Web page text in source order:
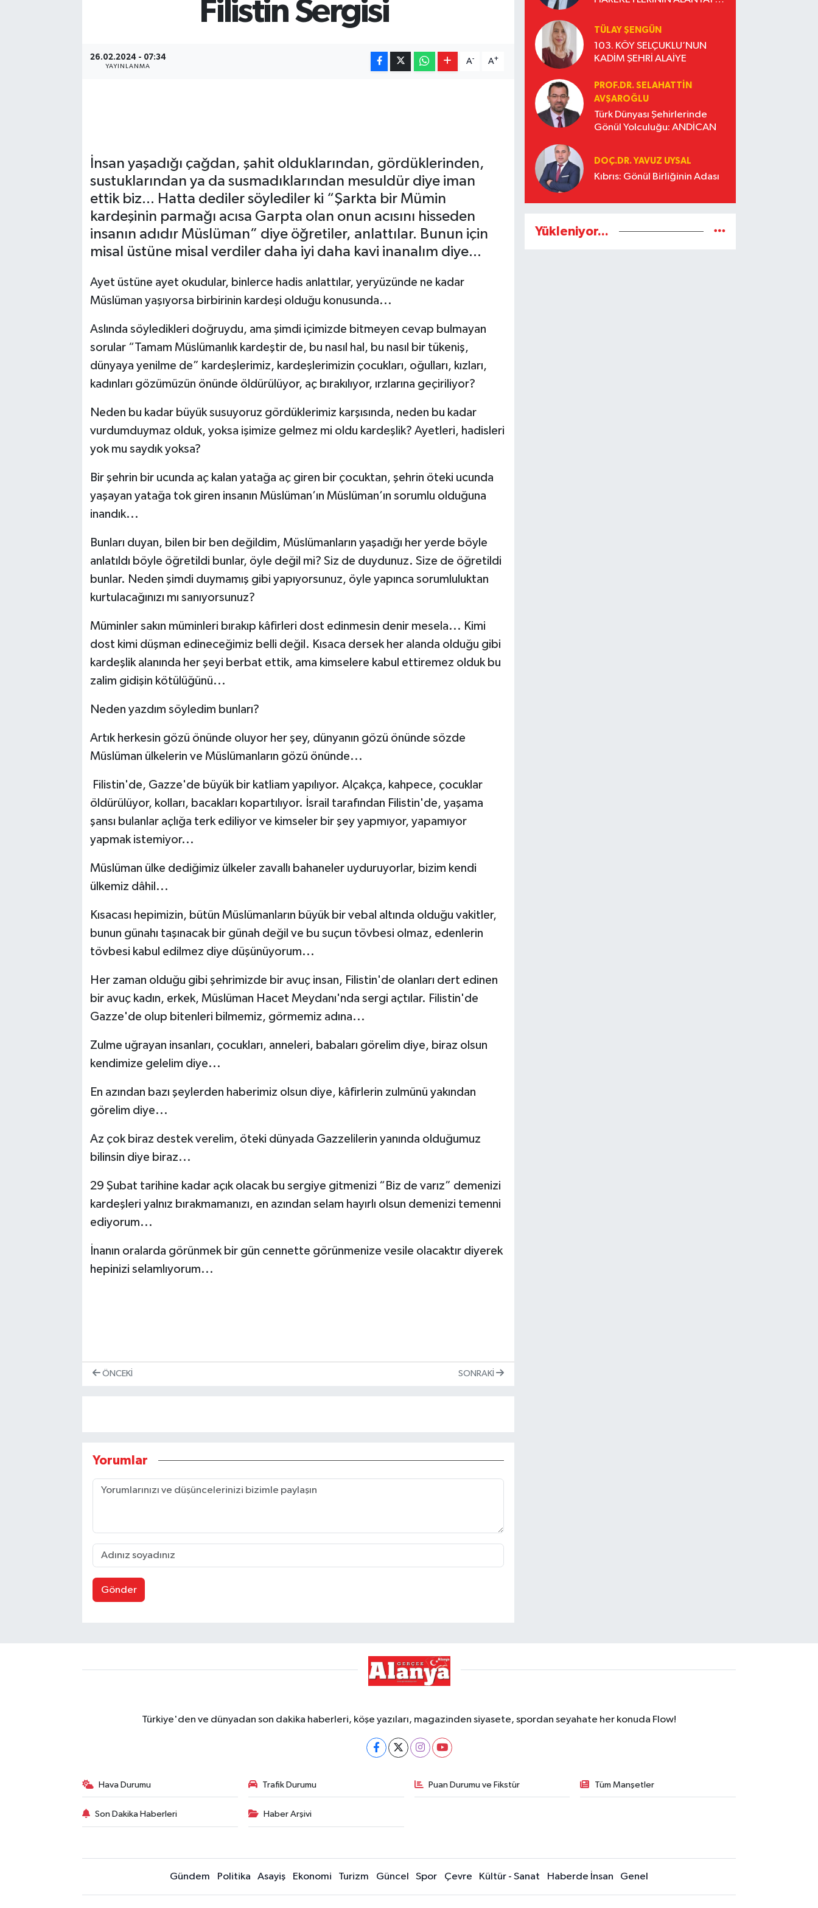
Filistin Sergisi
26.02.2024 - 07:34
YAYINLANMA
A- A+
İnsan yaşadığı çağdan, şahit olduklarından, gördüklerinden,
sustuklarından ya da susmadıklarından mesuldür diye iman
ettik biz... Hatta dediler söylediler ki “Şarkta bir Mümin
kardeşinin parmağı acısa Garpta olan onun acısını hisseden
insanın adıdır Müslüman” diye öğretiler, anlattılar. Bunun için
misal üstüne misal verdiler daha iyi daha kavi inanalım diye...
Ayet üstüne ayet okudular, binlerce hadis anlattılar, yeryüzünde ne kadar
Müslüman yaşıyorsa birbirinin kardeşi olduğu konusunda...
Aslında söyledikleri doğruydu, ama şimdi içimizde bitmeyen cevap bulmayan
sorular “Tamam Müslümanlık kardeştir de, bu nasıl hal, bu nasıl bir tükeniş,
dünyaya yenilme de” kardeşlerimiz, kardeşlerimizin çocukları, oğulları, kızları,
kadınları gözümüzün önünde öldürülüyor, aç bırakılıyor, ırzlarına geçiriliyor?
Neden bu kadar büyük susuyoruz gördüklerimiz karşısında, neden bu kadar
vurdumduymaz olduk, yoksa işimize gelmez mi oldu kardeşlik? Ayetleri, hadisleri
yok mu saydık yoksa?
Bir şehrin bir ucunda aç kalan yatağa aç giren bir çocuktan, şehrin öteki ucunda
yaşayan yatağa tok giren insanın Müslüman’ın Müslüman’ın sorumlu olduğuna
inandık...
Bunları duyan, bilen bir ben değildim, Müslümanların yaşadığı her yerde böyle
anlatıldı böyle öğretildi bunlar, öyle değil mi? Siz de duydunuz. Size de öğretildi
bunlar. Neden şimdi duymamış gibi yapıyorsunuz, öyle yapınca sorumluluktan
kurtulacağınızı mı sanıyorsunuz?
Müminler sakın müminleri bırakıp kâfirleri dost edinmesin denir mesela... Kimi
dost kimi düşman edineceğimiz belli değil. Kısaca dersek her alanda olduğu gibi
kardeşlik alanında her şeyi berbat ettik, ama kimselere kabul ettiremez olduk bu
zalim gidişin kötülüğünü...
Neden yazdım söyledim bunları?
Artık herkesin gözü önünde oluyor her şey, dünyanın gözü önünde sözde
Müslüman ülkelerin ve Müslümanların gözü önünde...
Filistin'de, Gazze'de büyük bir katliam yapılıyor. Alçakça, kahpece, çocuklar
öldürülüyor, kolları, bacakları kopartılıyor. İsrail tarafından Filistin'de, yaşama
şansı bulanlar açlığa terk ediliyor ve kimseler bir şey yapmıyor, yapamıyor
yapmak istemiyor...
Müslüman ülke dediğimiz ülkeler zavallı bahaneler uyduruyorlar, bizim kendi
ülkemiz dâhil...
Kısacası hepimizin, bütün Müslümanların büyük bir vebal altında olduğu vakitler,
bunun günahı taşınacak bir günah değil ve bu suçun tövbesi olmaz, edenlerin
tövbesi kabul edilmez diye düşünüyorum...
Her zaman olduğu gibi şehrimizde bir avuç insan, Filistin'de olanları dert edinen
bir avuç kadın, erkek, Müslüman Hacet Meydanı'nda sergi açtılar. Filistin'de
Gazze'de olup bitenleri bilmemiz, görmemiz adına...
Zulme uğrayan insanları, çocukları, anneleri, babaları görelim diye, biraz olsun
kendimize gelelim diye...
En azından bazı şeylerden haberimiz olsun diye, kâfirlerin zulmünü yakından
görelim diye...
Az çok biraz destek verelim, öteki dünyada Gazzelilerin yanında olduğumuz
bilinsin diye biraz...
29 Şubat tarihine kadar açık olacak bu sergiye gitmenizi “Biz de varız” demenizi
kardeşleri yalnız bırakmamanızı, en azından selam hayırlı olsun demenizi temenni
ediyorum...
İnanın oralarda görünmek bir gün cennette görünmenize vesile olacaktır diyerek
hepinizi selamlıyorum...
ÖNCEKI SONRAKI
Yorumlar
Gönder
TÜLAY ŞENGÜN
103. KÖY SELÇUKLU’NUN
KADİM ŞEHRİ ALAİYE
PROF.DR. SELAHATTIN
AVŞAROĞLU
Türk Dünyası Şehirlerinde
Gönül Yolculuğu: ANDİCAN
DOÇ.DR. YAVUZ UYSAL
Kıbrıs: Gönül Birliğinin Adası
Yükleniyor...
Türkiye'den ve dünyadan son dakika haberleri, köşe yazıları, magazinden siyasete, spordan seyahate her konuda Flow!
Hava Durumu Trafik Durumu Puan Durumu ve Fikstür Tüm Manşetler
Son Dakika Haberleri Haber Arşivi
Gündem Politika Asayiş Ekonomi Turizm Güncel Spor Çevre Kültür - Sanat Haberde İnsan Genel